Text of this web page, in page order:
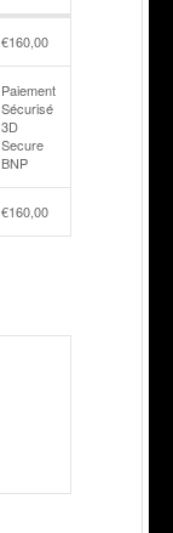
€160,00
Paiement
Sécurisé
3D
Secure
BNP
€160,00